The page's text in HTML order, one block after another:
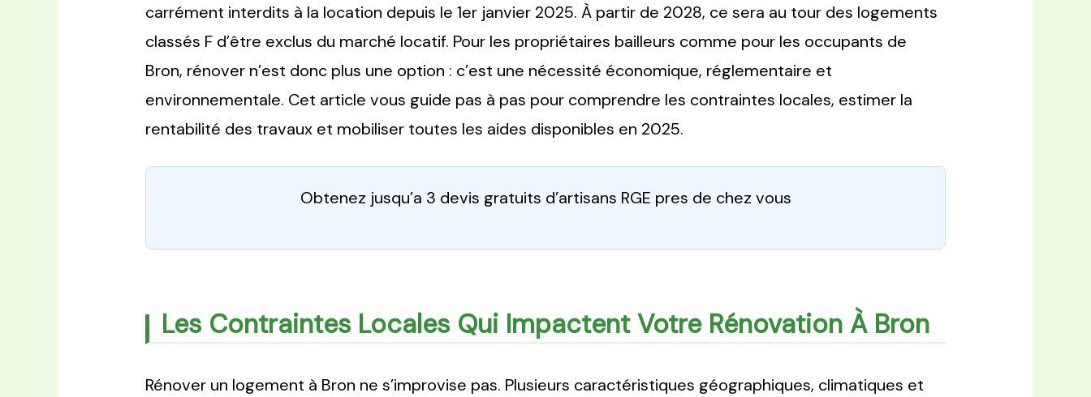
carrément interdits à la location depuis le 1er janvier 2025. À partir de 2028, ce sera au tour des logements
classés F d’être exclus du marché locatif. Pour les propriétaires bailleurs comme pour les occupants de
Bron, rénover n’est donc plus une option : c’est une nécessité économique, réglementaire et
environnementale. Cet article vous guide pas à pas pour comprendre les contraintes locales, estimer la
rentabilité des travaux et mobiliser toutes les aides disponibles en 2025.
Obtenez jusqu’a 3 devis gratuits d’artisans RGE pres de chez vous
Les Contraintes Locales Qui Impactent Votre Rénovation À Bron
Rénover un logement à Bron ne s’improvise pas. Plusieurs caractéristiques géographiques, climatiques et